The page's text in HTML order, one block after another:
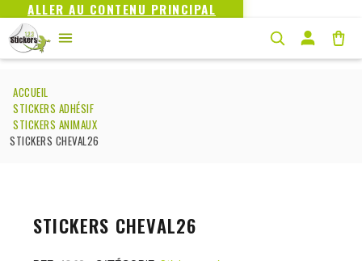
ALLER AU CONTENU PRINCIPAL
ACCUEIL
STICKERS ADHÉSIF
STICKERS ANIMAUX
STICKERS CHEVAL26
STICKERS CHEVAL26